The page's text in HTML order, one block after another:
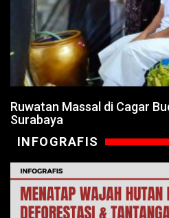
Ruwatan Massal di Cagar
Surabaya
INFOGRAFIS